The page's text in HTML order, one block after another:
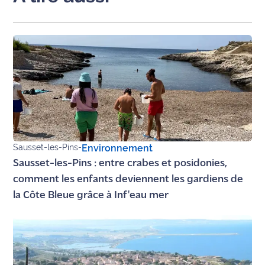
rouge
L'anecdote
de Jeff
C'est
mon
club
Les
Coachs
Maritima
Bon
Nous
contacter
Sausset-les-Pins-Environnement
Sausset-les-Pins : entre crabes et posidonies,
comment les enfants deviennent les gardiens de
la Côte Bleue grâce à Inf'eau mer